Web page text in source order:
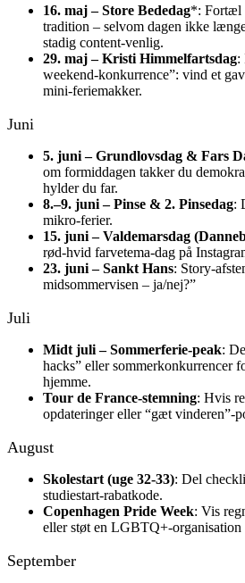
16. maj – Store Bededag*: Fortæl
tradition – selvom dagen ikke
stadig content-venlig.
29. maj – Kristi Himmelfartsdag:
weekend-konkurrence”: vind et
mini-feriemakker.
Juni
5. juni – Grundlovsdag & Fars
om formiddagen takker du
hylder du far.
8.–9. juni – Pinse & 2. Pinsedag:
mikro-ferier.
15. juni – Valdemarsdag
rød-hvid farvetema-dag på
23. juni – Sankt Hans: Story-
midsommervisen – ja/nej?”
Juli
Midt juli – Sommerferie-peak:
hacks” eller sommerkonkurrencer
hjemme.
Tour de France-stemning: Hvis
opdateringer eller “gæt vinderen”-
August
Skolestart (uge 32-33): Del
studiestart-rabatkode.
Copenhagen Pride Week: Vis
eller støt en LGBTQ+-organisation
September